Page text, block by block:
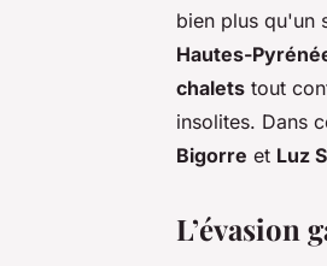
bien plus qu'un
Hautes-
chalets tout
insolites. Dans
Bigorre et Luz
L’évasion